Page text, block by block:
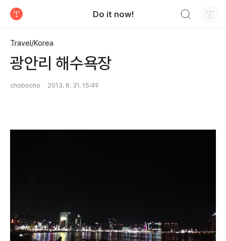
Do it now!
Travel/Korea
광안리 해수욕장
chobocho 2013. 8. 31. 15:49